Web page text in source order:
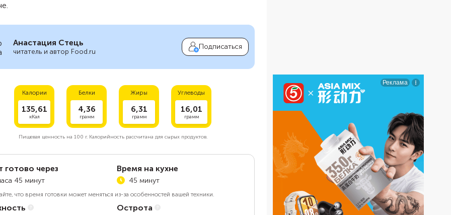
Анастация Стець
читатель и автор Food.ru
Подписаться
Калории
135,61
кКал
Белки
4,36
грамм
Жиры
6,31
грамм
Углеводы
16,01
грамм
Пищевая ценность на 100 г.Калорийность рассчитана для сырых продуктов.
готово через
45 минут
Время на кухне
45 минут
что время готовки может меняться из-за особенностей вашей техники.
Острота